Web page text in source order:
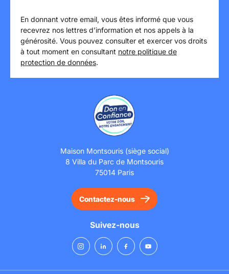
En donnant votre email, vous êtes informé que vous
recevrez nos lettres d’information et nos appels à la
générosité. Vous pouvez consulter et exercer vos droits
à tout moment en consultant notre politique de
protection de données.
Maison Montsouris (siège social)
8 Villa du Parc de Montsouris
75014 Paris
Contactez-nous
Suivez-nous